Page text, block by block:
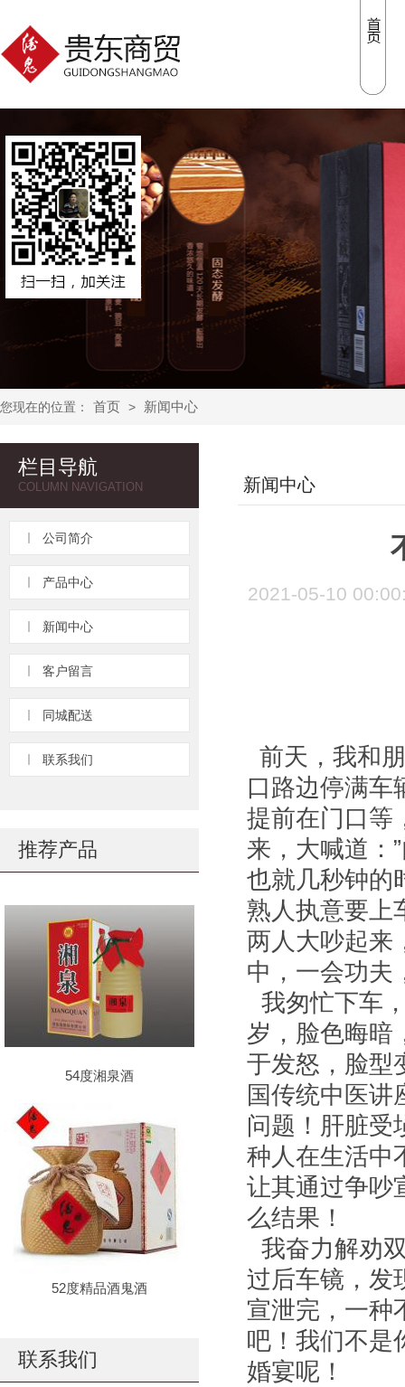
您现在的位置： 首页 > 新闻中心
栏目导航
COLUMN NAVIGATION
公司简介
产品中心
新闻中心
客户留言
同城配送
联系我们
推荐产品
54度湘泉酒
52度精品酒鬼酒
联系我们
新闻中心
2021-05-10
前天，我和
口路边停满车
提前在门口等
来，大喊道：
也就几秒钟的
熟人执意要上
两人大吵起来
中，一会功夫
我匆忙下车
岁，脸色晦暗
于发怒，脸型
国传统中医讲
问题！肝脏受
种人在生活中
让其通过争吵
么结果！
我奋力解劝
过后车镜，发
宣泄完，一种
吧！我们不是
婚宴呢！